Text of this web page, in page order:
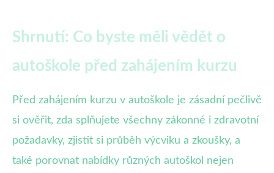
Shrnutí: Co byste měli vědět o
autoškole před zahájením kurzu
Před zahájením kurzu v autoškole je zásadní pečlivě
si ověřit, zda splňujete všechny zákonné i zdravotní
požadavky, zjistit si průběh výcviku a zkoušky, a
také porovnat nabídky různých autoškol nejen